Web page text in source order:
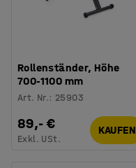
Rollenständer, Höhe
700-1100 mm
Art. Nr.: 25903
89,- €
Exkl. USt.
KAUFEN